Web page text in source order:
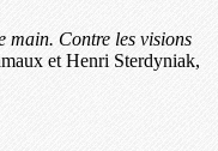
main. Contre les visions
et Henri Sterdyniak,